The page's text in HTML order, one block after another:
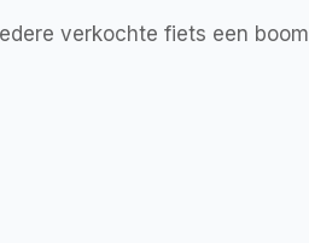
verkochte fiets een